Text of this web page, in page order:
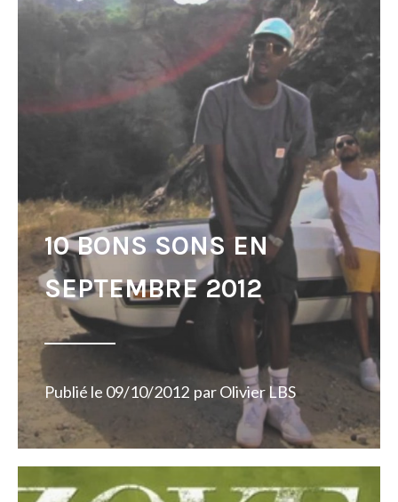
10 BONS SONS EN
SEPTEMBRE 2012
Publié le 09/10/2012 parOlivier LBS